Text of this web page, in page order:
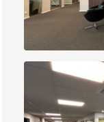
IMG_2010.jpg